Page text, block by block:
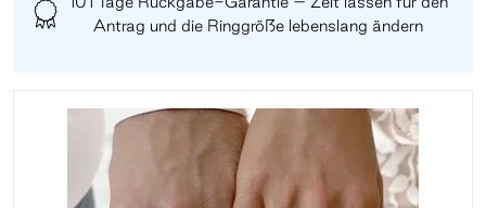
Antrag und die Ringgröße lebenslang ändern